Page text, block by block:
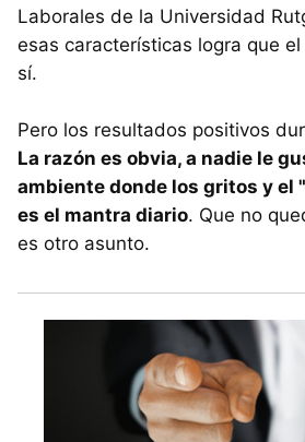
Laborales de la Universidad
esas características logra que
sí.
Pero los resultados positivos
La razón es obvia, a nadie le
ambiente donde los gritos y el
es el mantra diario. Que no
es otro asunto.